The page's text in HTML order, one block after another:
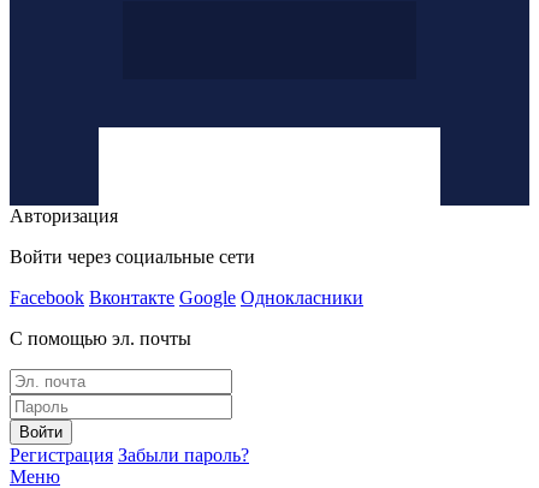
Авторизация
Войти через социальные сети
Facebook Вконтакте Google Однокласники
С помощью эл. почты
Войти
Регистрация Забыли пароль?
Меню